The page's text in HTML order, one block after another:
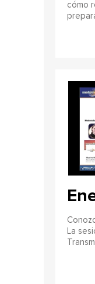
cómo
La